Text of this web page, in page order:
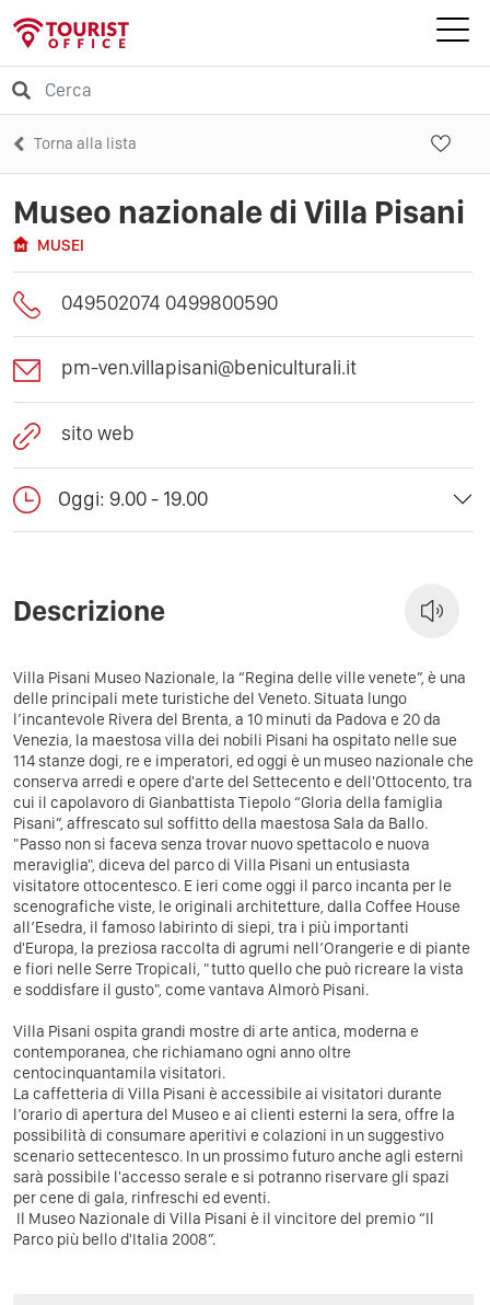
Torna alla lista
Museo nazionale di Villa Pisani
MUSEI
049502074 0499800590
pm-ven.villapisani@beniculturali.it
sito web
Oggi: 9.00 - 19.00
Descrizione
Villa Pisani Museo Nazionale, la “Regina delle ville venete”, è una
delle principali mete turistiche del Veneto. Situata lungo
l’incantevole Rivera del Brenta, a 10 minuti da Padova e 20 da
Venezia, la maestosa villa dei nobili Pisani ha ospitato nelle sue
114 stanze dogi, re e imperatori, ed oggi è un museo nazionale che
conserva arredi e opere d'arte del Settecento e dell'Ottocento, tra
cui il capolavoro di Gianbattista Tiepolo “Gloria della famiglia
Pisani”, affrescato sul soffitto della maestosa Sala da Ballo.
"Passo non si faceva senza trovar nuovo spettacolo e nuova
meraviglia", diceva del parco di Villa Pisani un entusiasta
visitatore ottocentesco. E ieri come oggi il parco incanta per le
scenografiche viste, le originali architetture, dalla Coffee House
all’Esedra, il famoso labirinto di siepi, tra i più importanti
d'Europa, la preziosa raccolta di agrumi nell’Orangerie e di piante
e fiori nelle Serre Tropicali, "tutto quello che può ricreare la vista
e soddisfare il gusto", come vantava Almorò Pisani.
Villa Pisani ospita grandi mostre di arte antica, moderna e
contemporanea, che richiamano ogni anno oltre
centocinquantamila visitatori.
La caffetteria di Villa Pisani è accessibile ai visitatori durante
l’orario di apertura del Museo e ai clienti esterni la sera, offre la
possibilità di consumare aperitivi e colazioni in un suggestivo
scenario settecentesco. In un prossimo futuro anche agli esterni
sarà possibile l'accesso serale e si potranno riservare gli spazi
per cene di gala, rinfreschi ed eventi.
Il Museo Nazionale di Villa Pisani è il vincitore del premio “Il
Parco più bello d'Italia 2008”.